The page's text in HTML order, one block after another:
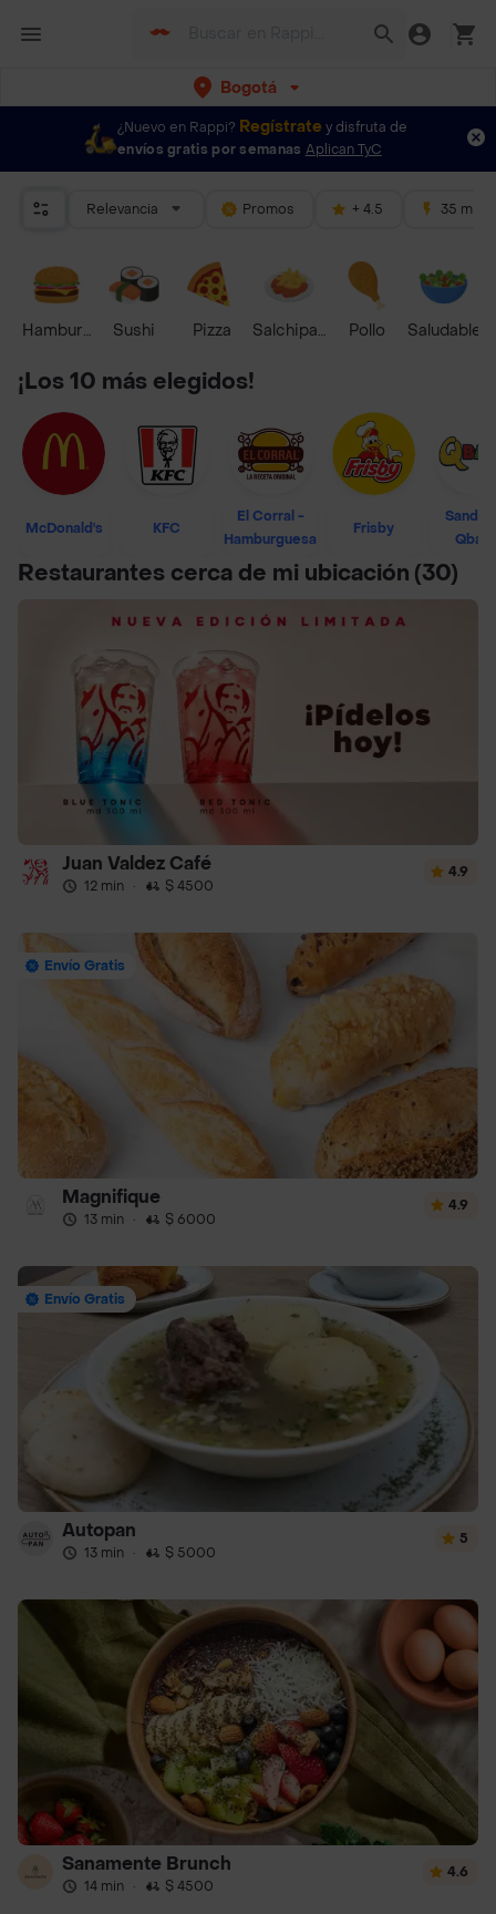
Bogotá
¿Nuevo en Rappi? Regístrate y disfruta de
envíos gratis por semanas Aplican TyC
Relevancia Promos + 4.5 35 mins
HamburguesaSushi Pizza Salchipapas Pollo Saludable
¡Los 10 más elegidos!
McDonald's KFC
El Corral -
Hamburguesa
Frisby
Restaurantes cerca de mi ubicación (30)
Juan Valdez Café
12 min · $ 4500
4.9
Envío Gratis
Magnifique
13 min · $ 6000
4.9
Envío Gratis
Autopan
13 min · $ 5000
5
Sanamente Brunch
14 min · $ 4500
4.6